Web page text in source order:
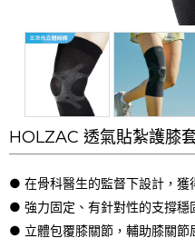
HOLZAC 透氣貼紮護膝
● 在骨科醫生的監督下設計，
● 強力固定、有針對性的支撐穩
● 立體包覆膝關節，輔助膝關節